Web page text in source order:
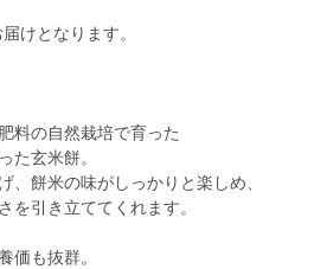
けとなります。
料の自然栽培で育った
た玄米餅。
、餅米の味がしっかりと楽しめ、
を引き立ててくれます。
価も抜群。